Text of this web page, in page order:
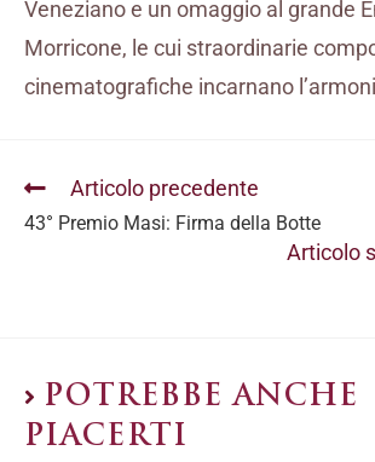
Veneziano e un omaggio al grande
Morricone, le cui straordinarie
cinematografiche incarnano
Articolo precedente
43° Premio Masi: Firma della Botte
Articolo
POTREBBE ANCHE
PIACERTI